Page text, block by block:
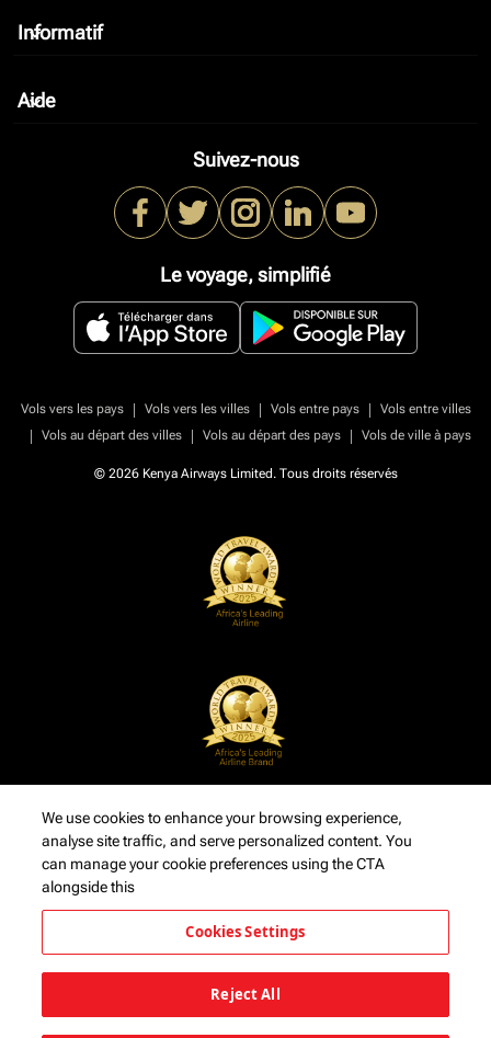
Informatif
keyboard_arrow_down
Aide
keyboard_arrow_down
Suivez-nous
Le voyage, simplifié
Vols vers les pays | Vols vers les villes | Vols entre pays |
Vols entre villes
|
Vols au départ des villes | Vols au départ des pays | Vols de ville à pays
© 2026 Kenya Airways Limited. Tous droits réservés
We use cookies to enhance your browsing experience,
analyse site traffic, and serve personalized content. You
can manage your cookie preferences using the CTA
alongside this
Cookies Settings
Reject All